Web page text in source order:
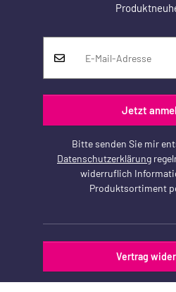
Jetzt
Bitte senden Sie mir
Datenschutzerklärung
widerruflich
Produktsortiment
Vertrag